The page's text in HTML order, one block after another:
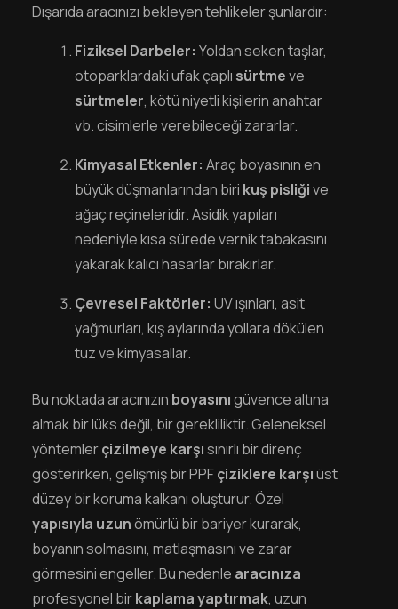
Dışarıda aracınızı bekleyen tehlikeler şunlardır:
Fiziksel Darbeler: Yoldan seken taşlar,
otoparklardaki ufak çaplı sürtmeve
sürtmeler, kötü niyetli kişilerin anahtar
vb. cisimlerle verebileceği zararlar.
Kimyasal Etkenler: Araç boyasının en
büyük düşmanlarından biri kuş pisliğive
ağaç reçineleridir. Asidik yapıları
nedeniyle kısa sürede vernik tabakasını
yakarak kalıcı hasarlar bırakırlar.
Çevresel Faktörler: UV ışınları, asit
yağmurları, kış aylarında yollara dökülen
tuz ve kimyasallar.
Bu noktada aracınızın boyasınıgüvence altına
almak bir lüks değil, bir gerekliliktir. Geleneksel
yöntemlerçizilmeye karşısınırlı bir direnç
gösterirken, gelişmiş bir PPFçiziklere karşıüst
düzey bir koruma kalkanı oluşturur. Özel
yapısıyla uzunömürlü bir bariyer kurarak,
boyanın solmasını, matlaşmasını ve zarar
görmesini engeller. Bu nedenle aracınıza
profesyonel birkaplama yaptırmak, uzun